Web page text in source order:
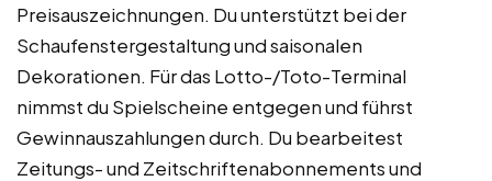
Preisauszeichnungen. Du unterstützt bei der
Schaufenstergestaltung und saisonalen
Dekorationen. Für das Lotto-/Toto-Terminal
nimmst du Spielscheine entgegen und führst
Gewinnauszahlungen durch. Du bearbeitest
Zeitungs- und Zeitschriftenabonnements und